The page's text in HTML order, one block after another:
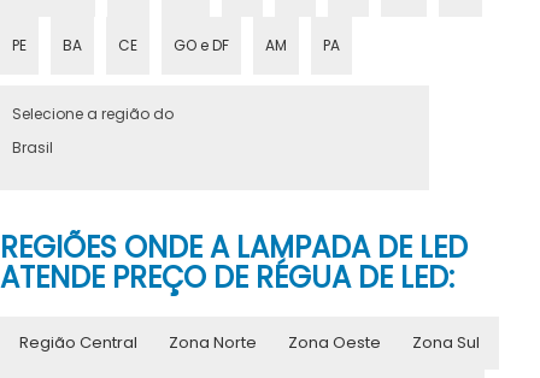
PE BA CE GO e DF AM PA
Selecione a região do
Brasil
REGIÕES ONDE A LAMPADA DE LED
ATENDE PREÇO DE RÉGUA DE LED:
Região Central Zona Norte Zona Oeste Zona Sul